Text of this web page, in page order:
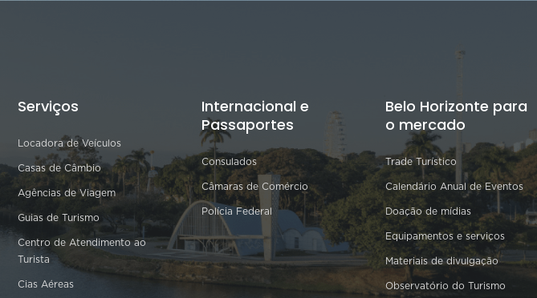
Serviços
Locadora de Veículos
Casas de Câmbio
Agências de Viagem
Guias de Turismo
Centro de Atendimento ao
Turista
Cias Aéreas
Internacional e
Passaportes
Consulados
Câmaras de Comércio
Polícia Federal
Belo Horizonte para
o mercado
Trade Turístico
Calendário Anual de Eventos
Doação de mídias
Equipamentos e serviços
Materiais de divulgação
Observatório do Turismo